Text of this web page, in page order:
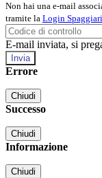
Non hai una e-mail
tramite la Login Spaggiari
E-mail inviata, si
Errore
Chiudi
Successo
Chiudi
Informazione
Chiudi